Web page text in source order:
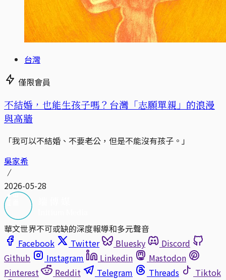
台灣
僅限會員
不結婚，也能生孩子嗎？台灣「志願單親」的浪漫
與高牆
「我可以不結婚、不要老公，但是不能沒有孩子。」
吳家希
2026-05-28
華文世界不可或缺的深度報導和多元聲音
Facebook
Twitter Bluesky
Discord
Github
Instagram Linkedin
Mastodon
Pinterest
Reddit Telegram Threads
Tiktok